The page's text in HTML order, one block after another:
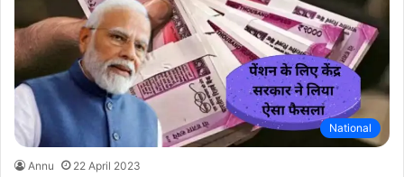
National
Annu 22 April 2023